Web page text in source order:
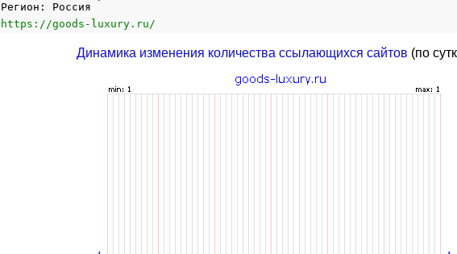
Регион: Россия
https://goods-luxury.ru/
Динамика изменения количества ссылающихся сайтов (по